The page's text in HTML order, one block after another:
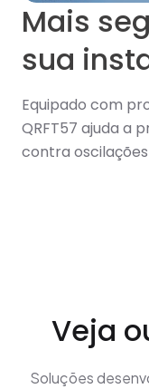
Mais
sua
Equipado com
QRFT57 ajuda a
contra
Veja
Soluções